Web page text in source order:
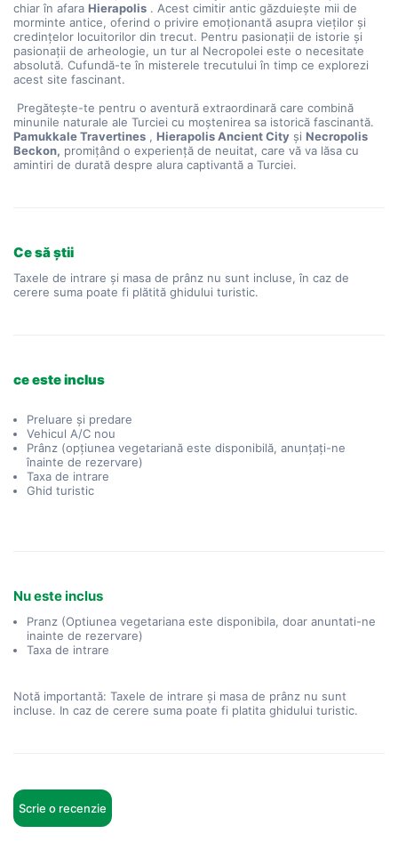
chiar în afara Hierapolis . Acest cimitir antic găzduiește mii de
morminte antice, oferind o privire emoționantă asupra vieților și
credințelor locuitorilor din trecut. Pentru pasionații de istorie și
pasionații de arheologie, un tur al Necropolei este o necesitate
absolută. Cufundă-te în misterele trecutului în timp ce explorezi
acest site fascinant.
Pamukkale Travertines , Hierapolis Ancient City și Necropolis
Beckon, promițând o experiență de neuitat, care vă va lăsa cu
amintiri de durată despre alura captivantă a Turciei.
Ce să știi
Taxele de intrare și masa de prânz nu sunt incluse, în caz de
cerere suma poate fi plătită ghidului turistic.
ce este inclus
Preluare și predare
Vehicul A/C nou
Prânz (opțiunea vegetariană este disponibilă, anunțați-ne
înainte de rezervare)
Taxa de intrare
Ghid turistic
Nu este inclus
Pranz (Optiunea vegetariana este disponibila, doar anuntati-ne
inainte de rezervare)
Taxa de intrare
Notă importantă: Taxele de intrare și masa de prânz nu sunt
incluse. In caz de cerere suma poate fi platita ghidului turistic.
Scrie o recenzie